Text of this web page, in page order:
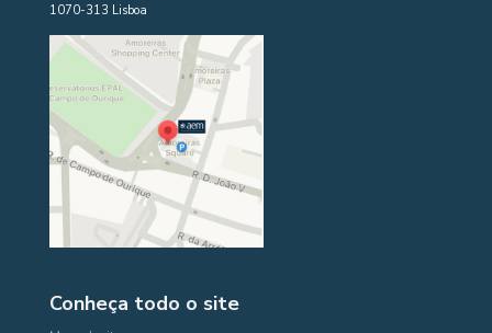
1070-313 Lisboa
Conheça todo o site